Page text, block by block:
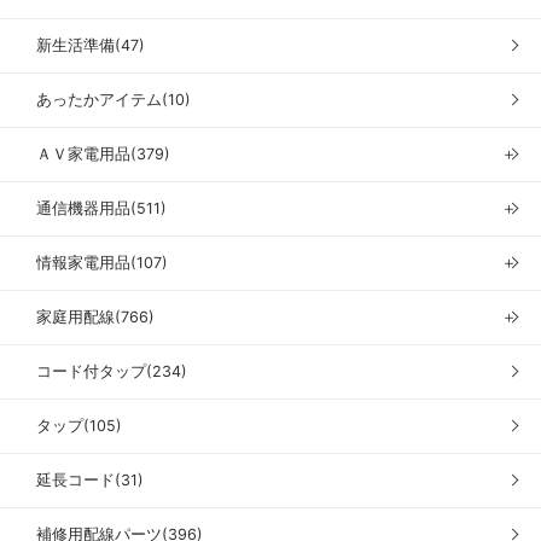
新生活準備(47)
あったかアイテム(10)
ＡＶ家電用品(379) ＋
通信機器用品(511) ＋
情報家電用品(107) ＋
家庭用配線(766) ＋
コード付タップ(234)
タップ(105)
延長コード(31)
補修用配線パーツ(396)